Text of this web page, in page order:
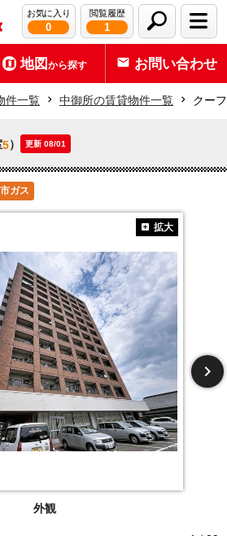
お気に入り
0
閲覧履歴
1
地図から探す お問い合わせ
件一覧 中御所の賃貸物件一覧 クー
5） 更新 08/01
ガス
外観
拡大